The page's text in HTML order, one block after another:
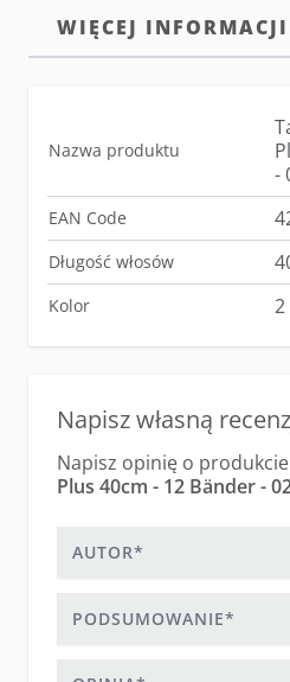
WIĘCEJ INFORMACJI
Nazwa produktu
-
EAN Code
Długość włosów
Kolor 2
Napisz własną
Napisz opinię o
Plus 40cm - 12 Bänder -